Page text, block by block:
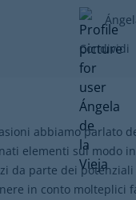
Condividi
abbiamo parlato
elementi sul modo
da parte dei
in conto molteplici